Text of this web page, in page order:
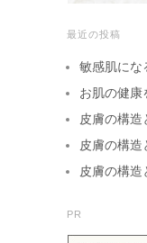
最近の投稿
敏感肌にな
お肌の健康
皮膚の構
皮膚の構
皮膚の構
PR